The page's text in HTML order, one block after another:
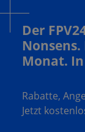
Der
Monat.
Rabatte,
Jetzt